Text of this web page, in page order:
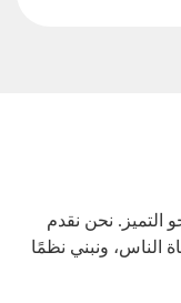
التميز. نحن نقدم
الناس، ونبني نظمًا